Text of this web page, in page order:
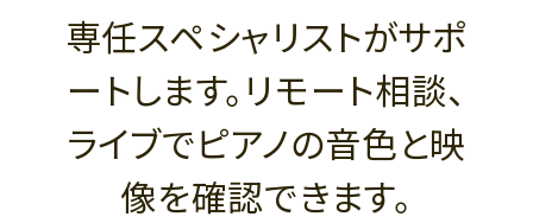
専任スペシャリストがサポ
ートします。リモート相談、
ライブでピアノの音色と映
像を確認できます。